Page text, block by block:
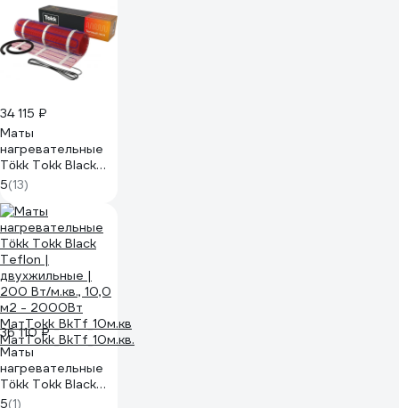
34 115 ₽
Маты
нагревательные
Tökk Tokk Black
Teflon |
двухжильные |
200 Вт/м.кв., 9,0
м2 - 1800Вт
МатTokk_BkTf_9м.кв
МатTokk_BkTf_9м.кв.
5(13)
36 110 ₽
Маты
нагревательные
Tökk Tokk Black
Teflon |
5(1)